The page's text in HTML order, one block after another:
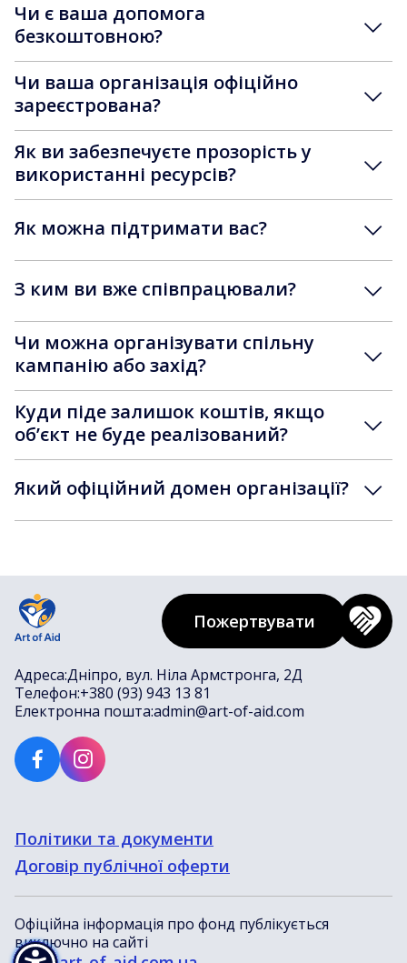
Чи є ваша допомога
безкоштовною?
Чи ваша організація офіційно
зареєстрована?
Як ви забезпечуєте прозорість у
використанні ресурсів?
Як можна підтримати вас?
З ким ви вже співпрацювали?
Чи можна організувати спільну
кампанію або захід?
Куди піде залишок коштів, якщо
обʼєкт не буде реалізований?
Який офіційний домен організації?
Адреса:Дніпро, вул. Ніла Армстронга, 2Д
Телефон:+380 (93) 943 13 81
Електронна пошта:admin@art-of-aid.com
Пожертвувати
Політики та документи
Договір публічної оферти
Офіційна інформація про фонд публікується
виключно на сайті